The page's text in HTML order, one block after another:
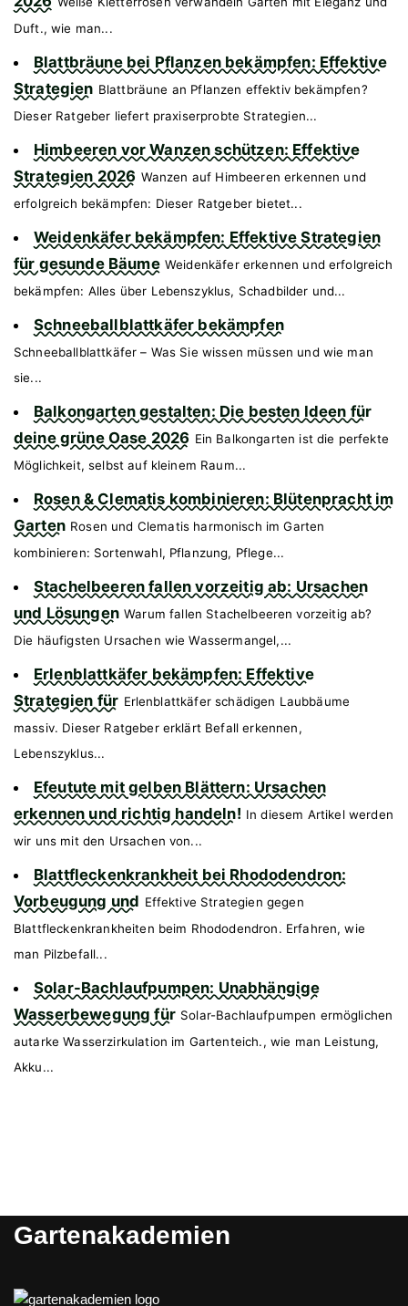
Duft., wie man...
Blattbräune bei Pflanzen bekämpfen: Effektive
Strategien Blattbräune an Pflanzen effektiv bekämpfen?
Dieser Ratgeber liefert praxiserprobte Strategien...
Himbeeren vor Wanzen schützen: Effektive
Strategien 2026 Wanzen auf Himbeeren erkennen und
erfolgreich bekämpfen: Dieser Ratgeber bietet...
Weidenkäfer bekämpfen: Effektive Strategien
für gesunde Bäume Weidenkäfer erkennen und erfolgreich
bekämpfen: Alles über Lebenszyklus, Schadbilder und...
Schneeballblattkäfer bekämpfen
Schneeballblattkäfer – Was Sie wissen müssen und wie man
sie...
Balkongarten gestalten: Die besten Ideen für
deine grüne Oase 2026 Ein Balkongarten ist die perfekte
Möglichkeit, selbst auf kleinem Raum...
Rosen & Clematis kombinieren: Blütenpracht im
Garten Rosen und Clematis harmonisch im Garten
kombinieren: Sortenwahl, Pflanzung, Pflege...
Stachelbeeren fallen vorzeitig ab: Ursachen
und Lösungen Warum fallen Stachelbeeren vorzeitig ab?
Die häufigsten Ursachen wie Wassermangel,...
Erlenblattkäfer bekämpfen: Effektive
Strategien für Erlenblattkäfer schädigen Laubbäume
massiv. Dieser Ratgeber erklärt Befall erkennen,
Lebenszyklus...
Efeutute mit gelben Blättern: Ursachen
erkennen und richtig handeln! In diesem Artikel werden
wir uns mit den Ursachen von...
Blattfleckenkrankheit bei Rhododendron:
Vorbeugung und Effektive Strategien gegen
Blattfleckenkrankheiten beim Rhododendron. Erfahren, wie
man Pilzbefall...
Solar-Bachlaufpumpen: Unabhängige
Wasserbewegung für Solar-Bachlaufpumpen ermöglichen
autarke Wasserzirkulation im Gartenteich., wie man Leistung,
Akku...
Gartenakademien